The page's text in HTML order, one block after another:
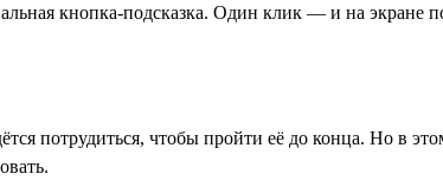
кнопка-подсказка. Один клик — и на экране
потрудиться, чтобы пройти её до конца. Но в